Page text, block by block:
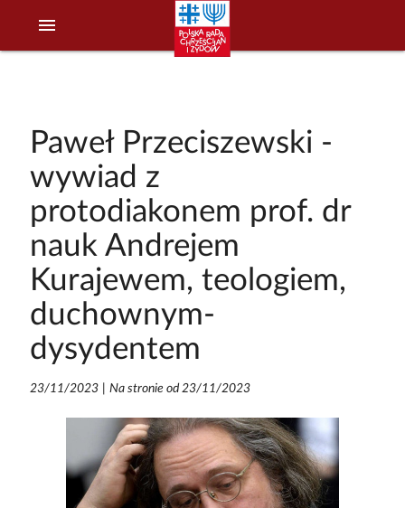
menu
Paweł Przeciszewski -
wywiad z
protodiakonem prof. dr
nauk Andrejem
Kurajewem, teologiem,
duchownym-
dysydentem
23/11/2023| Na stronie od 23/11/2023